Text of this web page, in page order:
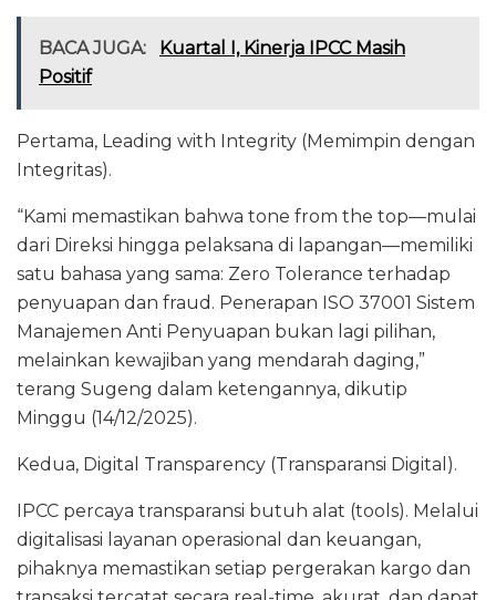
BACA JUGA:
Kuartal I, Kinerja IPCC Masih
Positif
Pertama, Leading with Integrity (Memimpin dengan
Integritas).
“Kami memastikan bahwa tone from the top—mulai
dari Direksi hingga pelaksana di lapangan—memiliki
satu bahasa yang sama: Zero Tolerance terhadap
penyuapan dan fraud. Penerapan ISO 37001 Sistem
Manajemen Anti Penyuapan bukan lagi pilihan,
melainkan kewajiban yang mendarah daging,”
terang Sugeng dalam ketengannya, dikutip
Minggu (14/12/2025).
Kedua, Digital Transparency (Transparansi Digital).
IPCC percaya transparansi butuh alat (tools). Melalui
digitalisasi layanan operasional dan keuangan,
pihaknya memastikan setiap pergerakan kargo dan